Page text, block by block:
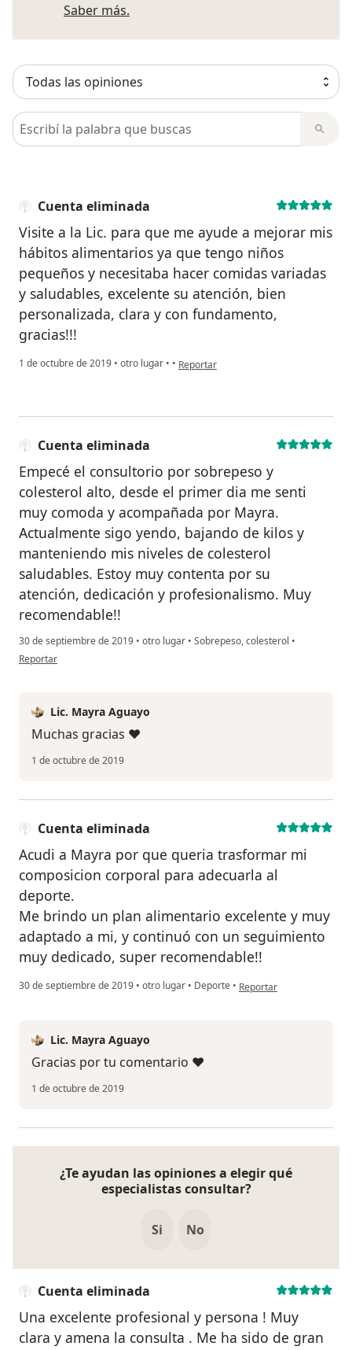
Saber más.
Busca en opiniones
Cuenta eliminada
Visite a la Lic. para que me ayude a mejorar mis
hábitos alimentarios ya que tengo niños
pequeños y necesitaba hacer comidas variadas
y saludables, excelente su atención, bien
personalizada, clara y con fundamento,
gracias!!!
1 de octubre de 2019 • otro lugar • • en opinión del usuario Cuenta
Reportar
Cuenta eliminada
Empecé el consultorio por sobrepeso y
colesterol alto, desde el primer dia me senti
muy comoda y acompañada por Mayra.
Actualmente sigo yendo, bajando de kilos y
manteniendo mis niveles de colesterol
saludables. Estoy muy contenta por su
atención, dedicación y profesionalismo. Muy
recomendable!!
30 de septiembre de 2019 • otro lugar • Sobrepeso, colesterol •
en opinión del usuario Cuenta eliminada
Reportar
Lic. Mayra Aguayo
Muchas gracias ❤
1 de octubre de 2019
Cuenta eliminada
Acudi a Mayra por que queria trasformar mi
composicion corporal para adecuarla al
deporte.
Me brindo un plan alimentario excelente y muy
adaptado a mi, y continuó con un seguimiento
muy dedicado, super recomendable!!
30 de septiembre de 2019 • otro lugar • Deporte • en opinión del usuario
Reportar
Lic. Mayra Aguayo
Gracias por tu comentario ❤
1 de octubre de 2019
¿Te ayudan las opiniones a elegir qué
especialistas consultar?
Si No
Cuenta eliminada
Una excelente profesional y persona ! Muy
clara y amena la consulta . Me ha sido de gran